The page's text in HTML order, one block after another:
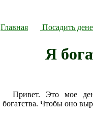
Главная Посадить
Я
Привет. Это мое
богатства. Чтобы оно